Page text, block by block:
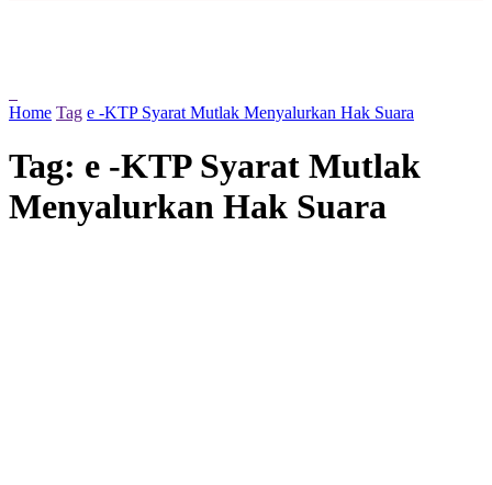
Home Tag e -KTP Syarat Mutlak Menyalurkan Hak Suara
Tag: e -KTP Syarat Mutlak
Menyalurkan Hak Suara